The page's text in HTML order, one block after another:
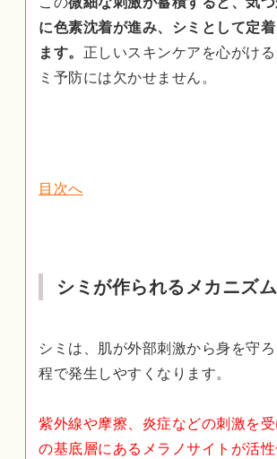
に色素沈着が進み、シミとして定
ます。 正しいスキンケアを心がけ
ミ予防には欠かせません。
目次へ
シミが作られるメカニズム
シミは、肌が外部刺激から身を守
程で発生しやすくなります。
紫外線や摩擦、炎症などの刺激を
の基底層にあるメラノサイトが活